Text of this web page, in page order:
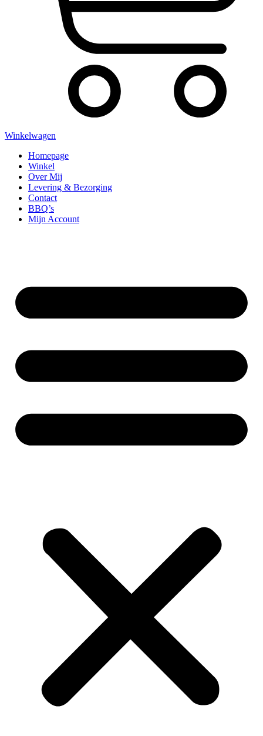
Winkelwagen
Homepage
Winkel
Over Mij
Levering & Bezorging
Contact
BBQ’s
Mijn Account